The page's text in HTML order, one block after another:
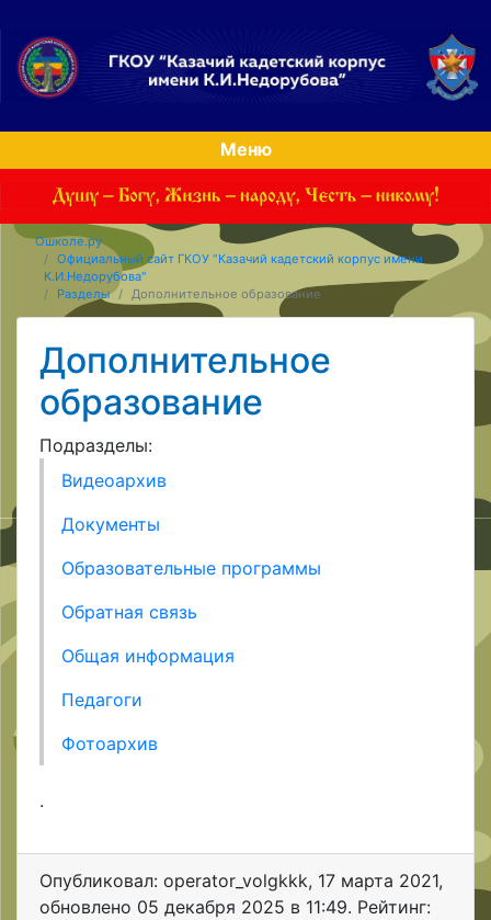
Меню
Ошколе.ру
Официальный сайт ГКОУ "Казачий кадетский корпус имени
К.И.Недорубова"
Разделы
Дополнительное образование
Дополнительное
образование
Подразделы:
Видеоархив
Документы
Образовательные программы
Обратная связь
Общая информация
Педагоги
Фотоархив
.
Опубликовал: operator_volgkkk, 17 марта 2021,
обновлено 05 декабря 2025 в 11:49. Рейтинг: